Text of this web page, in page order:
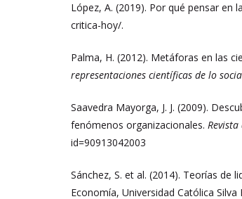
López, A. (2019). Por qué pensar
critica-hoy/.
Palma, H. (2012). Metáforas en las
representaciones científicas de lo
Saavedra Mayorga, J. J. (2009).
fenómenos organizacionales.
id=90913042003
Sánchez, S. et al. (2014). Teorías de
Economía, Universidad Católica